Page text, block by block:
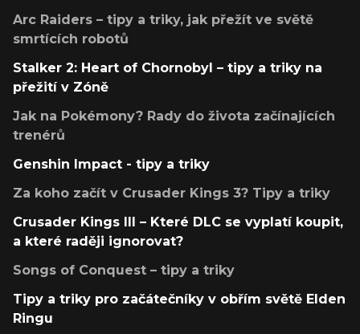
Arc Raiders – tipy a triky, jak přežít ve světě
smrtících robotů
Stalker 2: Heart of Chornobyl – tipy a triky na
přežití v Zóně
Jak na Pokémony? Rady do života začínajících
trenérů
Genshin Impact - tipy a triky
Za koho začít v Crusader Kings 3? Tipy a triky
Crusader Kings III – Které DLC se vyplatí koupit,
a které raději ignorovat?
Songs of Conquest – tipy a triky
Tipy a triky pro začátečníky v obřím světě Elden
Ringu